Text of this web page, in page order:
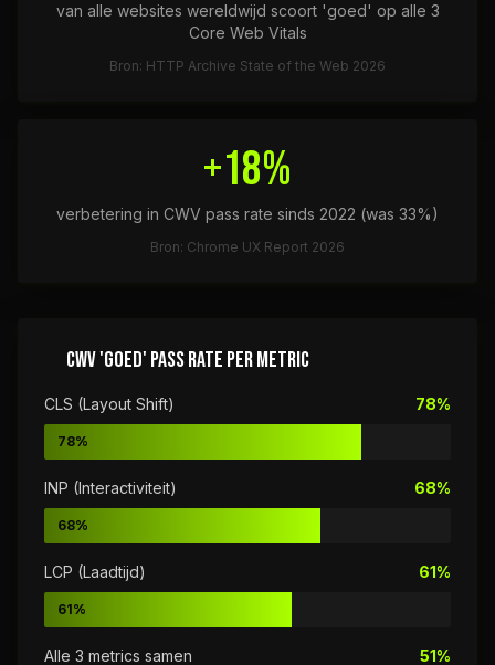
van alle websites wereldwijd scoort 'goed' op alle 3
Core Web Vitals
Bron: HTTP Archive State of the Web 2026
+18%
verbetering in CWV pass rate sinds 2022 (was 33%)
Bron: Chrome UX Report 2026
CWV 'GOED' PASS RATE PER METRIC
CLS (Layout Shift) 78%
78%
INP (Interactiviteit) 68%
68%
LCP (Laadtijd) 61%
61%
Alle 3 metrics samen 51%